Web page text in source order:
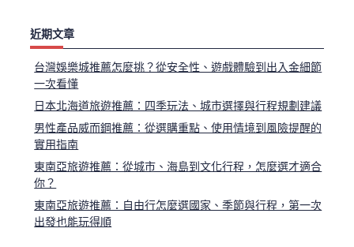
近期文章
台灣娛樂城推薦怎麼挑？從安全性、遊戲體驗到出入金細節
一次看懂
日本北海道旅遊推薦：四季玩法、城市選擇與行程規劃建議
男性產品威而鋼推薦：從選購重點、使用情境到風險提醒的
實用指南
東南亞旅遊推薦：從城市、海島到文化行程，怎麼選才適合
你？
東南亞旅遊推薦：自由行怎麼選國家、季節與行程，第一次
出發也能玩得順